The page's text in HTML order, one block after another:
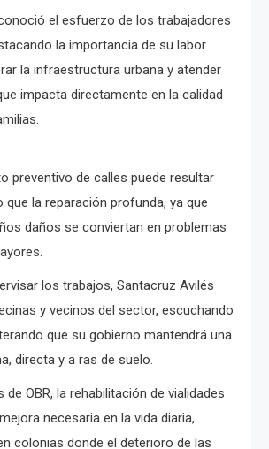
el esfuerzo de los trabajadores
la importancia de su labor
la infraestructura urbana y atender
impacta directamente en la calidad
preventivo de calles puede resultar
la reparación profunda, ya que
daños se conviertan en problemas
los trabajos, Santacruz Avilés
y vecinos del sector, escuchando
que su gobierno mantendrá una
directa y a ras de suelo.
de OBR, la rehabilitación de vialidades
necesaria en la vida diaria,
colonias donde el deterioro de las